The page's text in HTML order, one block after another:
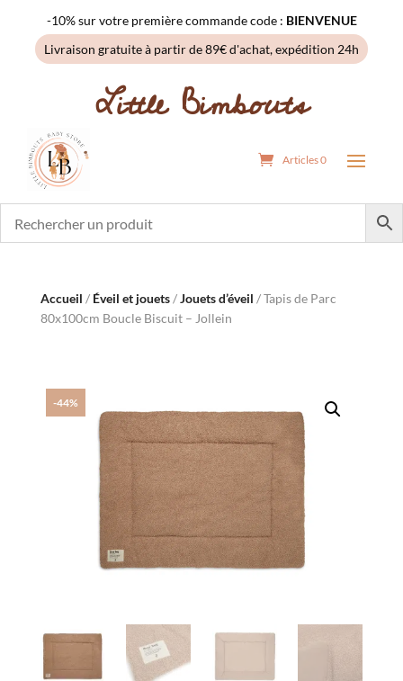
-10% sur votre première commande code : BIENVENUE
Livraison gratuite à partir de 89€ d'achat, expédition 24h
Little Bimbouts
Articles 0
Accueil / Éveil et jouets/Jouets d’éveil / Tapis de Parc
80x100cm Boucle Biscuit – Jollein
-44%